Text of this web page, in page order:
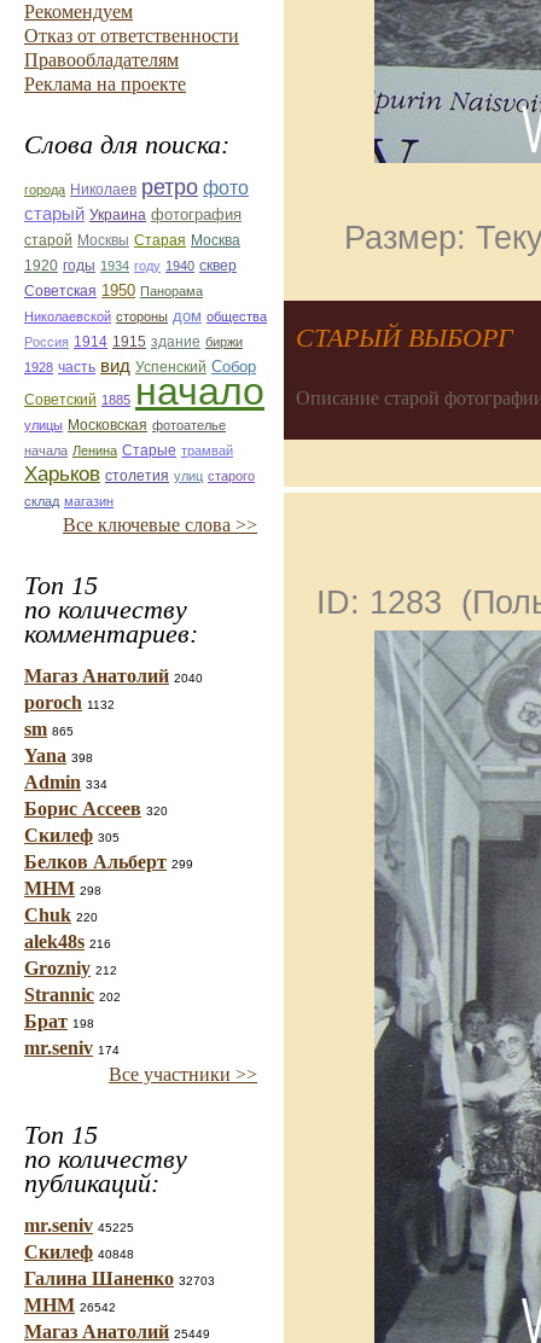
Рекомендуем
Отказ от ответственности
Правообладателям
Реклама на проекте
Слова для поиска:
города Николаев ретро фото
старый Украина фотография
старой Москвы Старая Москва
1920 годы 1934 году 1940 сквер
Советская 1950 Панорама
Николаевской стороны дом общества
Россия 1914 1915 здание биржи
1928 часть вид Успенский Собор
Советский 1885 начало
улицы Московская фотоателье
начала Ленина Старые трамвай
Харьков столетия улиц старого
склад магазин
Все ключевые слова >>
Топ 15
по количеству
комментариев:
Магаз Анатолий 2040
poroch 1132
sm 865
Yana 398
Admin 334
Борис Ассеев 320
Скилеф 305
Белков Альберт 299
МНМ 298
Chuk 220
alek48s 216
Grozniy 212
Strannic 202
Брат 198
mr.seniv 174
Все участники >>
Топ 15
по количеству
публикаций:
mr.seniv 45225
Скилеф 40848
Галина Шаненко 32703
МНМ 26542
Магаз Анатолий 25449
Размер:
СТАРЫЙ ВЫБОРГ
Описание старой
ID: 1283